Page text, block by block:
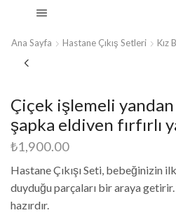
Ana Sayfa Hastane Çıkış Setleri Kız
Çiçek işlemeli
şapka eldiven fırfırlı
₺1,900.00
Hastane Çıkışı Seti, bebeğinizin
duyduğu parçaları bir araya
hazırdır.